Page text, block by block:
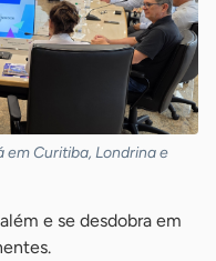
em Curitiba, Londrina e
e se desdobra em